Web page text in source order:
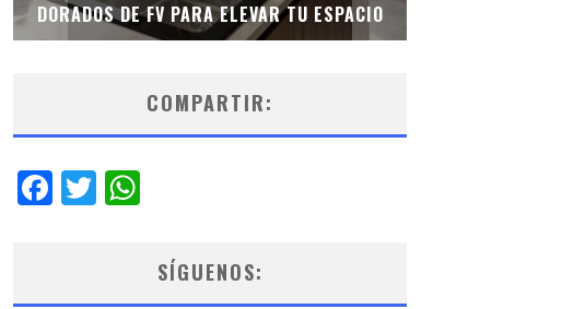
DORADOS DE FV PARA ELEVAR TU ESPACIO
COMPARTIR:
Facebook
Twitter
SÍGUENOS: